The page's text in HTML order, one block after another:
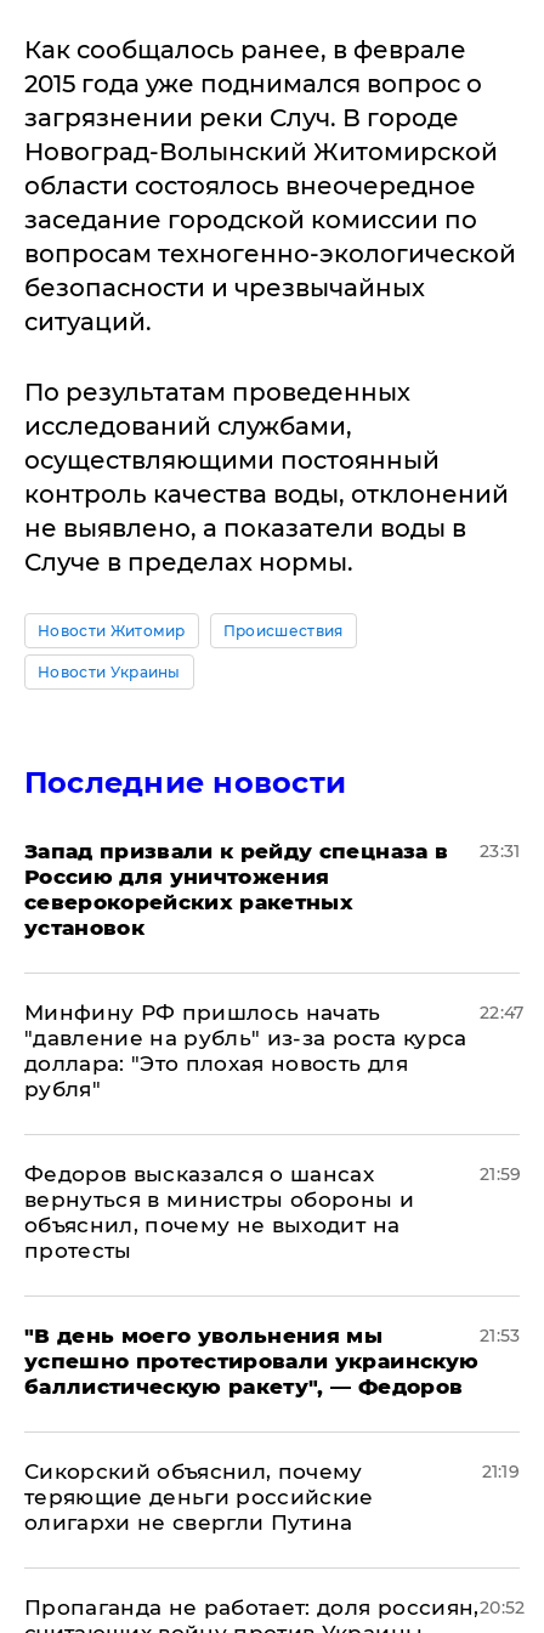
Как сообщалось ранее, в феврале
2015 года уже поднимался вопрос о
загрязнении реки Случ. В городе
Новоград-Волынский Житомирской
области состоялось внеочередное
заседание городской комиссии по
вопросам техногенно-экологической
безопасности и чрезвычайных
ситуаций.
По результатам проведенных
исследований службами,
осуществляющими постоянный
контроль качества воды, отклонений
не выявлено, а показатели воды в
Случе в пределах нормы.
Новости Житомир Происшествия
Новости Украины
Последние новости
Запад призвали к рейду спецназа в
Россию для уничтожения
северокорейских ракетных
установок
23:31
Минфину РФ пришлось начать
"давление на рубль" из-за роста курса
доллара: "Это плохая новость для
рубля"
22:47
Федоров высказался о шансах
вернуться в министры обороны и
объяснил, почему не выходит на
протесты
21:59
​"В день моего увольнения мы
успешно протестировали украинскую
баллистическую ракету", — Федоров
21:53
Сикорский объяснил, почему
теряющие деньги российские
олигархи не свергли Путина
21:19
​Пропаганда не работает: доля россиян,20:52